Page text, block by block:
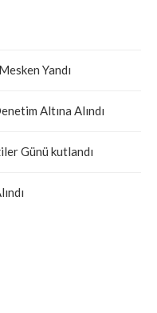
Yandı
Altına Alındı
Günü kutlandı